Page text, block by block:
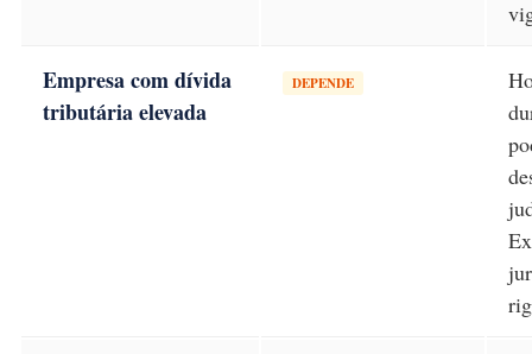
Empresa com dívida
tributária elevada
DEPENDE